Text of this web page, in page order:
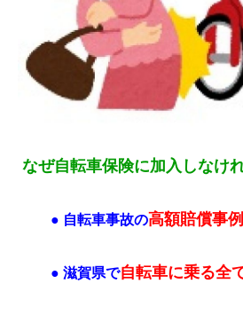
なぜ自転車保険に加入しなけ
● 自転車事故の高額賠償事例
● 滋賀県で自転車に乗る全